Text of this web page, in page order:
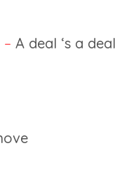
– A deal ‘s a deal